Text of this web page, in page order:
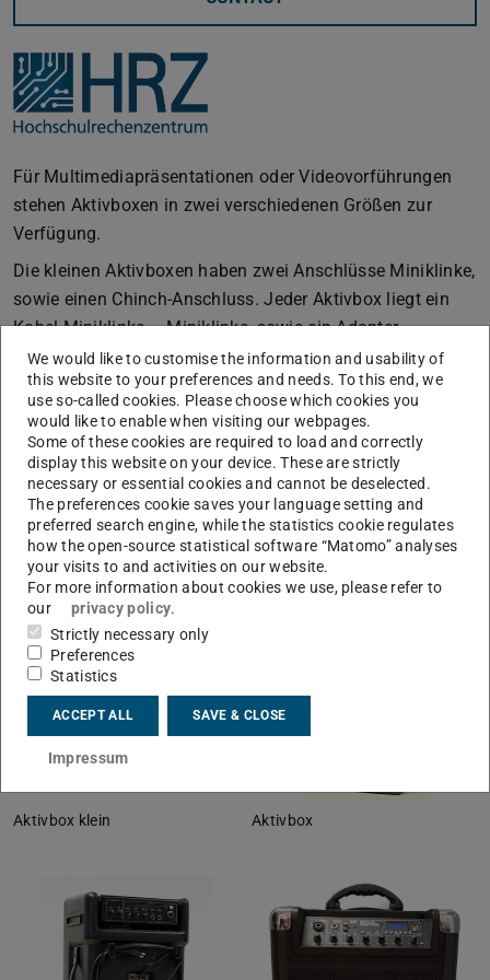
Für Multimediapräsentationen oder Videovorführungen
stehen Aktivboxen in zwei verschiedenen Größen zur
Verfügung.
Die kleinen Aktivboxen haben zwei Anschlüsse Miniklinke,
sowie einen Chinch-Anschluss. Jeder Aktivbox liegt ein
Kabel Miniklinke – Miniklinke, sowie ein Adapter
Miniklinike – Klinke bei.
Die Aktivboxen haben ebenso zwei Anschlüsse Miniklinke,
zusätzlich dazu ist noch ein XLR-Anschluss vorhanden.
Die großen Aktivboxen haben einen XLR-Anschluss, einen
Klinken-Anschluss, einen Chinch-Anschluss und einen
Miniklinken-Anschluss.
Aktivbox klein Aktivbox
We would like to customise the information and usability of
this website to your preferences and needs. To this end, we
use so-called cookies. Please choose which cookies you
would like to enable when visiting our webpages.
Some of these cookies are required to load and correctly
display this website on your device. These are strictly
necessary or essential cookies and cannot be deselected.
The preferences cookie saves your language setting and
preferred search engine, while the statistics cookie regulates
how the open-source statistical software “Matomo” analyses
your visits to and activities on our website.
For more information about cookies we use, please refer to
our
privacy policy.
Strictly necessary only
Preferences
Statistics
ACCEPT ALL SAVE & CLOSE
Impressum